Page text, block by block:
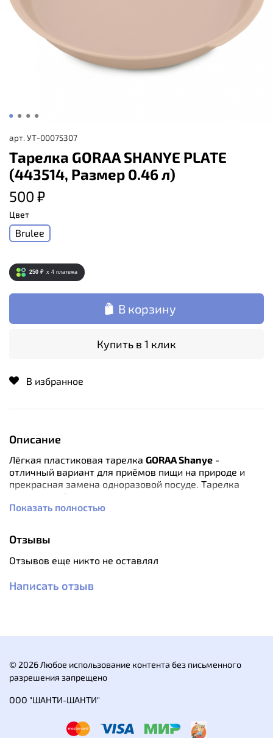
арт. УТ-00075307
Тарелка GORAA SHANYE PLATE
(443514, Размер 0.46 л)
500 ₽
Цвет
Brulee
250 ₽ x 4 платежа
В корзину
Купить в 1 клик
В избранное
Описание
Лёгкая пластиковая тарелка GORAA Shanye -
отличный вариант для приёмов пищи на природе и
прекрасная замена одноразовой посуде. Тарелка
сделана из безопасного пищевого пластика, имеет
удобный бортик для удержания в руках.
Объём: 460 мл
Материал: пищевой пластик
Размеры: 20.2 х 19.7 х 2.8 см
Вес: 75 г
Показать полностью
Отзывы
Отзывов еще никто не оставлял
Написать отзыв
© 2026 Любое использование контента без письменного
разрешения запрещено
ООО "ШАНТИ-ШАНТИ"